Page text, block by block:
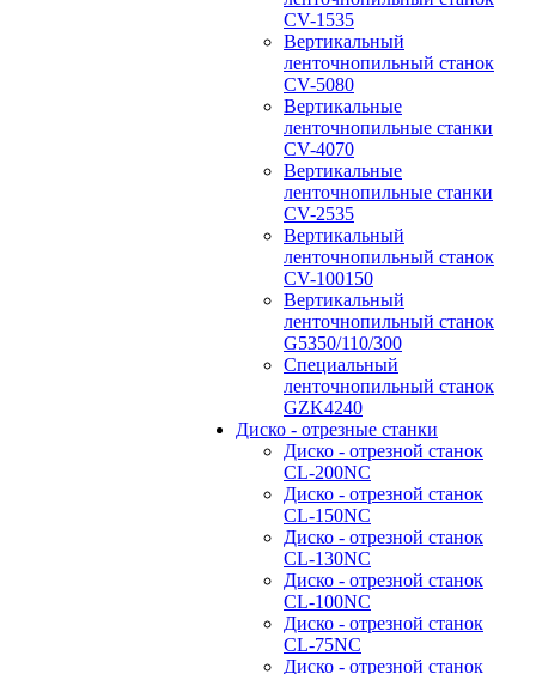
CV-1535
Вертикальный
ленточнопильный станок
CV-5080
Вертикальные
ленточнопильные станки
CV-4070
Вертикальные
ленточнопильные станки
CV-2535
Вертикальный
ленточнопильный станок
CV-100150
Вертикальный
ленточнопильный станок
G5350/110/300
Специальный
ленточнопильный станок
GZK4240
Диско - отрезные станки
Диско - отрезной станок
CL-200NC
Диско - отрезной станок
CL-150NC
Диско - отрезной станок
CL-130NC
Диско - отрезной станок
CL-100NC
Диско - отрезной станок
CL-75NC
Диско - отрезной станок